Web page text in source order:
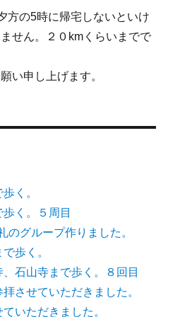
方の5時に帰宅しないといけ
せん。２０kmくらいまでで
い申し上げます。
く。
く。５周目
のグループ作りました。
歩く。
、石山寺まで歩く。８回目
させていただきました。
いただきました。